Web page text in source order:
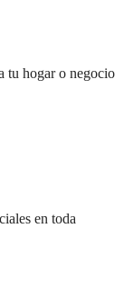
tu hogar o negocio
en toda